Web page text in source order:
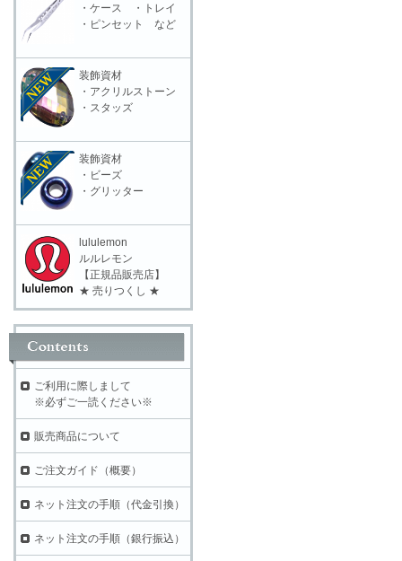
・ケース ・トレイ
・ピンセット など
装飾資材
・アクリルストーン
・スタッズ
装飾資材
・ビーズ
・グリッター
lululemon
ルルレモン
【正規品販売店】
★ 売りつくし ★
ご利用に際しまして
※必ずご一読ください※
販売商品について
ご注文ガイド（概要）
ネット注文の手順（代金引換）
ネット注文の手順（銀行振込）